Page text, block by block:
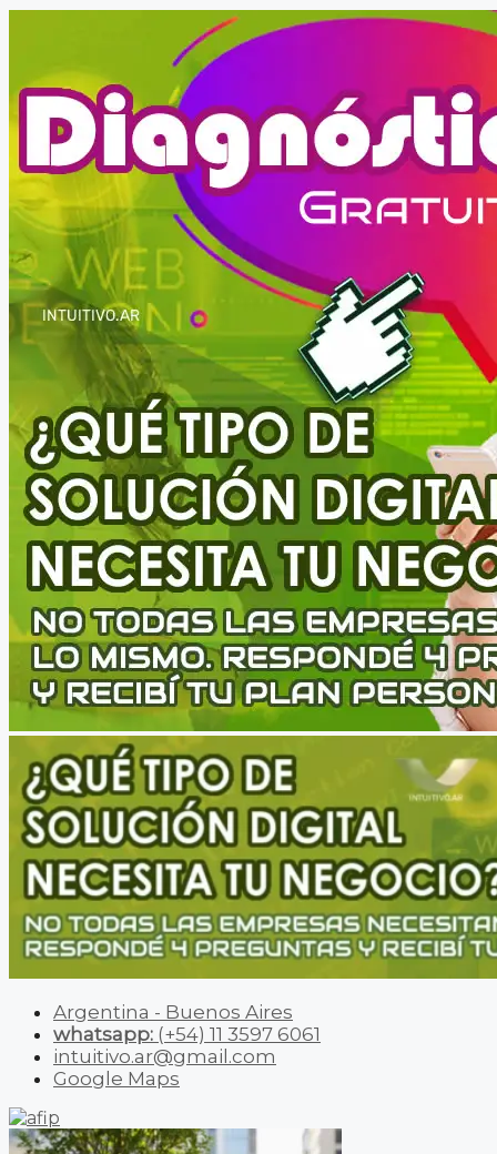
Argentina - Buenos Aires
whatsapp: (+54) 11 3597 6061
intuitivo.ar@gmail.com
Google Maps